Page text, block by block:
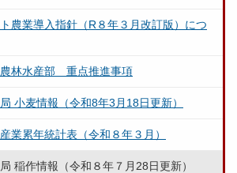
農業導入指針（R８年３月改訂版）につ
林水産部 重点推進事項
小麦情報（令和8年3月18日更新）
業累年統計表（令和８年３月）
稲作情報（令和８年７月28日更新）